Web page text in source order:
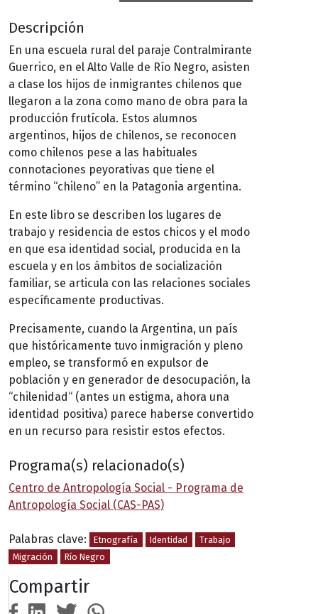
Descripción
En una escuela rural del paraje Contralmirante
Guerrico, en el Alto Valle de Río Negro, asisten
a clase los hijos de inmigrantes chilenos que
llegaron a la zona como mano de obra para la
producción frutícola. Estos alumnos
argentinos, hijos de chilenos, se reconocen
como chilenos pese a las habituales
connotaciones peyorativas que tiene el
término “chileno” en la Patagonia argentina.
En este libro se describen los lugares de
trabajo y residencia de estos chicos y el modo
en que esa identidad social, producida en la
escuela y en los ámbitos de socialización
familiar, se articula con las relaciones sociales
específicamente productivas.
Precisamente, cuando la Argentina, un país
que históricamente tuvo inmigración y pleno
empleo, se transformó en expulsor de
población y en generador de desocupación, la
“chilenidad“ (antes un estigma, ahora una
identidad positiva) parece haberse convertido
en un recurso para resistir estos efectos.
Programa(s) relacionado(s)
Centro de Antropología Social - Programa de
Antropología Social (CAS-PAS)
Palabras clave: Etnografía Identidad
Trabajo
Migración
Río Negro
Compartir